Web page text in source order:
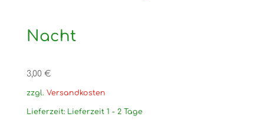
Nacht
3,00 €
zzgl. Versandkosten
Lieferzeit: Lieferzeit 1 - 2 Tage